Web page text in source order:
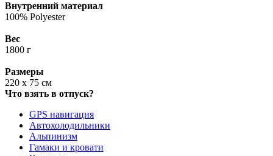
Внутренний материал
100% Polyester
Вес
1800 г
Размеры
220 х 75 см
Что взять в отпуск?
GPS навигация
Автохолодильники
Альпинизм
Гамаки и кровати